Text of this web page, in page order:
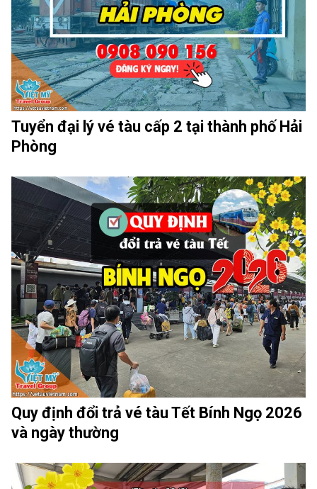
Tuyển đại lý vé tàu cấp 2 tại thành phố Hải
Phòng
Quy định đổi trả vé tàu Tết Bính Ngọ 2026
và ngày thường